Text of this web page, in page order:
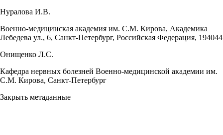
Нуралова И.В.
Военно-медицинская академия им. С.М. Кирова, Академика
Лебедева ул., 6, Санкт-Петербург, Российская Федерация, 194044
Онищенко Л.С.
Кафедра нервных болезней Военно-медицинской академии им.
С.М. Кирова, Санкт-Петербург
Закрыть метаданные